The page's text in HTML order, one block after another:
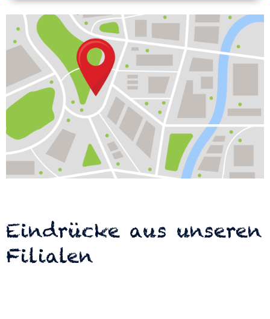
Eindrücke aus unseren
Filialen